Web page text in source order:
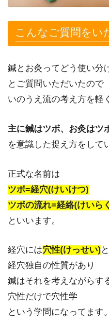
こんなご質問をい
鍼とお灸ってどう使い分
とご質問いただいたので
いのうえ流の考え方を軽
主に鍼はツボ、お灸はツ
を意識した捉え方をして
正式な名前は
ツボ=経穴(けいけつ)
ツボの流れ=経絡(けいら
といいます。
経穴には穴性(けっせい)
経穴独自の性質があり
鍼はそれを考えながらす
穴性だけで穴性学
という学問になってます。